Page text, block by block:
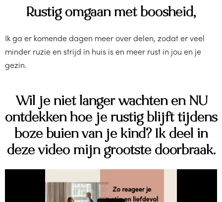
Rustig omgaan met boosheid,
Ik ga er komende dagen meer over delen, zodat er veel
minder ruzie en strijd in huis is en meer rust in jou en je
gezin.
Wil je niet langer wachten en NU
ontdekken hoe je rustig blijft tijdens
boze buien van je kind? Ik deel in
deze video mijn grootste doorbraak.